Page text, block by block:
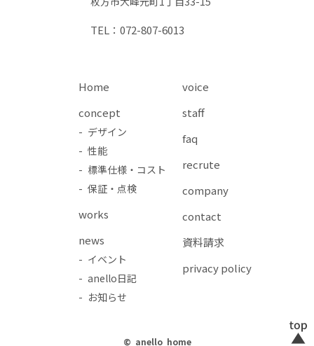
TEL：072-807-6013
Home
concept
- デザイン
- 性能
- 標準仕様・コスト
- 保証・点検
works
news
- イベント
- anello日記
- お知らせ
voice
staff
faq
recrute
company
contact
資料請求
privacy policy
© anello home